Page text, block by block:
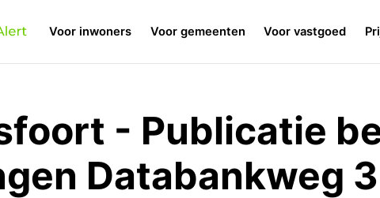
Voor inwoners Voor gemeenten Voor vastgoed
- Publicatie
Databankweg